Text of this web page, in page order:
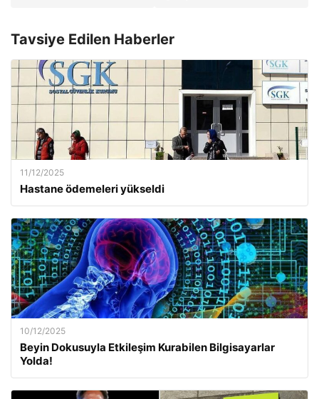
Tavsiye Edilen Haberler
11/12/2025
Hastane ödemeleri yükseldi
10/12/2025
Beyin Dokusuyla Etkileşim Kurabilen Bilgisayarlar
Yolda!